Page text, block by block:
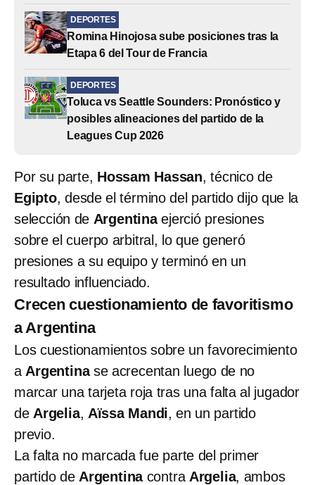
DEPORTES
Romina Hinojosa sube posiciones tras la
Etapa 6 del Tour de Francia
DEPORTES
Toluca vs Seattle Sounders: Pronóstico y
posibles alineaciones del partido de la
Leagues Cup 2026
Por su parte, Hossam Hassan, técnico de
Egipto, desde el término del partido dijo que la
selección de Argentinaejerció presiones
sobre el cuerpo arbitral, lo que generó
presiones a su equipo y terminó en un
resultado influenciado.
Crecen cuestionamiento de favoritismo
a Argentina
Los cuestionamientos sobre un favorecimiento
a Argentinase acrecentan luego de no
marcar una tarjeta roja tras una falta al jugador
de Argelia, Aïssa Mandi, en un partido
previo.
La falta no marcada fue parte del primer
partido de Argentinacontra Argelia, ambos